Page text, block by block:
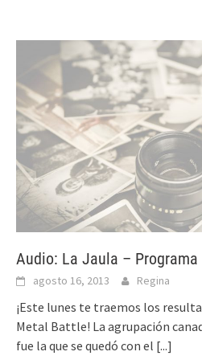
Audio: La Jaula – Programa
agosto 16, 2013 Regina
¡Este lunes te traemos los
Metal Battle! La agrupación
fue la que se quedó con el [...]